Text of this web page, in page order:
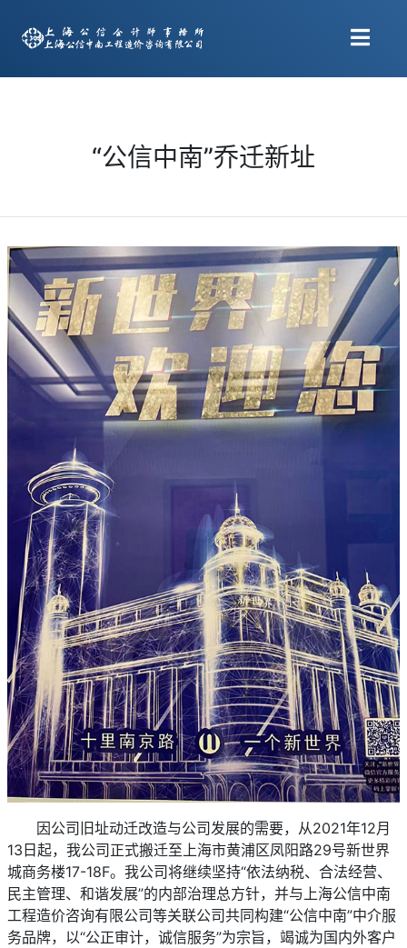
“公信中南”乔迁新址
因公司旧址动迁改造与公司发展的需要，从2021年12月
13日起，我公司正式搬迁至上海市黄浦区凤阳路29号新世界
城商务楼17-18F。我公司将继续坚持“依法纳税、合法经营、
民主管理、和谐发展”的内部治理总方针，并与上海公信中南
工程造价咨询有限公司等关联公司共同构建“公信中南”中介服
务品牌，以“公正审计，诚信服务”为宗旨，竭诚为国内外客户